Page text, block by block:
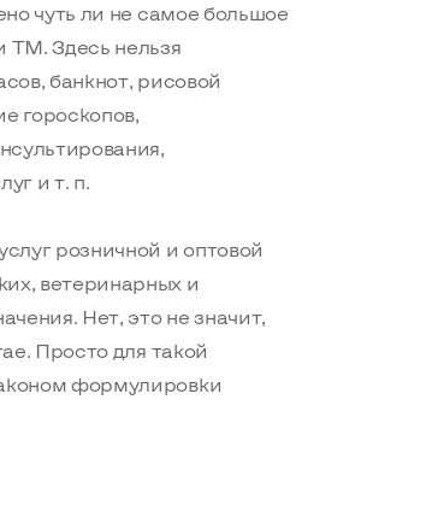
чуть ли не самое большое
ТМ. Здесь нельзя
банкнот, рисовой
гороскопов,
и т. п.
розничной и оптовой
ветеринарных и
Нет, это не значит,
Просто для такой
формулировки